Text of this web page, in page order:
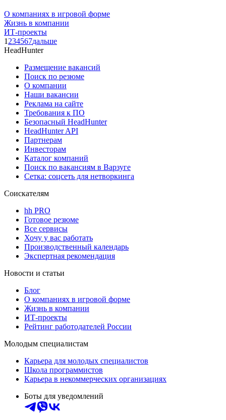
О компаниях в игровой форме
Жизнь в компании
ИТ-проекты
1 234567дальше
HeadHunter
Размещение вакансий
Поиск по резюме
О компании
Наши вакансии
Реклама на сайте
Требования к ПО
Безопасный HeadHunter
HeadHunter API
Партнерам
Инвесторам
Каталог компаний
Поиск по вакансиям в Варзуге
Сетка: соцсеть для нетворкинга
Соискателям
hh PRO
Готовое резюме
Все сервисы
Хочу у вас работать
Производственный календарь
Экспертная рекомендация
Новости и статьи
Блог
О компаниях в игровой форме
Жизнь в компании
ИТ-проекты
Рейтинг работодателей России
Молодым специалистам
Карьера для молодых специалистов
Школа программистов
Карьера в некоммерческих организациях
Боты для уведомлений